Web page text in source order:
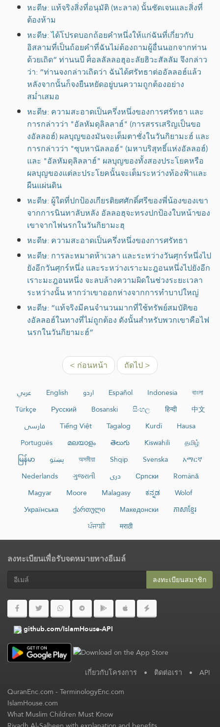
หะดีษ: แท้จริงสิ่งที่อนุมัติ (หะลาล) นั้นชัดเจนและสิ่งที่
ต้องห้าม
หะดีษ: ได้โปรดบอกถ้อยคำหนึ่งให้แก่ฉันที่เกี่ยวกับ
อิสลามที่เป็นถ้อยคำที่ฉันไม่ต้องถามผู้อื่นนอกจากท่าน
ด้วยเถิด” ท่านนบี ศ็อลลัลลอฮุอะลัยฮิวะสัลลัม จึงกล่าว
ว่า: “ท่านจงกล่าวเถิดว่า ฉันได้ศรัทธาต่ออัลลอฮ์แล้ว
หลังจากนั้นก็จงยืนหยัดอยู่บนความถูกต้องอย่าง
สม่ำเสมอ
หะดีษ: ความสะอาดเป็นครึ่งหนึ่งของการศรัทธา และ
การกล่าวว่า "อัลหัมดุลิลลาฮ์" (การสรรเสริญเป็นขอ
งอัลลอฮ์) ผลบุญของมันจะเต็มตาชั่งในวันกิยามะฮ์ และ
การกล่าวว่า "ซุบหานัลลอฮ์" (มหาบริสุทธิ์แห่งอัลลอฮ์)
และ "อัลหัมดุลิลลาฮ์" ผลบุญของทั้งสองประโยคหรือ
ผลบุญของแต่ละประโยคนั้นจะเต็มระหว่างท้องฟ้าและ
ผืนแผ่นดิน
หะดีษ: ผู้ใดที่ปกป้องเกียรติยศศักดิ์ศรีของพี่น้องของเขา
จากการนินทาลับหลัง อัลลอฮฺจะทรงปกป้องใบหน้าของ
เขาจากไฟนรกในวันกิยามะฮฺ
หะดีษ: ความสะอาดเป็นครึ่งหนึ่งของการศรัทธา
หะดีษ: การละหมาดห้าเวลา และระหว่างวันศุกร์หนึ่งไป
ยังอีกวันศุกร์หนึ่ง และระหว่างเราะมะฎอนหนึ่งไปยังอีก
เราะมะฎอนหนึ่ง จะลบล้างความผิดในช่วงระยะเวลา
ระหว่างนั้น หากว่าเขาออกห่างจากการทำบาปใหญ่
หะดีษ: “แท้จริงมีคนจำนวนมากที่ใช้ทรัพย์สมบัติขอ
งอัลลอฮ์ในทางที่ไม่ถูกต้อง ดังนั้นสำหรับพวกเขาคือไฟ
นรกในวันกิยามะฮ์”
< ก่อนหน้า ถัดไป >
عربي English اردو Español Indonesia
বাংলা
Türkçe
Русский Bosanski සිංහල हिन्दी
中文
فارسی
Tiếng Việt Tagalog Kurdî
Hausa
Português
മലയാളം తెలుగు Kiswahili
தமிழ்
မြန်မာ
پښتو অসমীয়া Shqip Svenska
አማርኛ
Nederlands
ગુજરાતી دری Српски
Română
Magyar
Moore Malagasy ಕನ್ನಡ
Wolof
Українська
ქართული Македонски
ភាសាខ្មែរ
ਪੰਜਾਬੀ
मराठी
ลงทะเบียนเพื่อรับจดหมายทางอีเมล์
ลงทะเบียนสมาชิก​
github.com/IslamHouse-API
เกี่ยวกับโครงการ • ติดต่อเรา • API
QuranEnc.com-TerminologyEnc.com
IslamHouse.com
What Muslim Children Must Know